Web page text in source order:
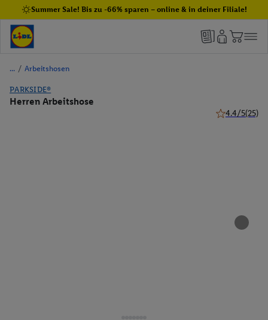
Summer Sale! Bis zu -66% sparen – online & in deiner Filiale!
/ Arbeitshosen
PARKSIDE®
Herren Arbeitshose
4.4/5(25)